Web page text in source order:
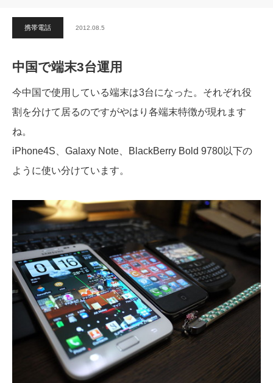
携帯電話 2012.08.5
中国で端末3台運用
今中国で使用している端末は3台になった。それぞれ役
割を分けて居るのですがやはり各端末特徴が現れます
ね。
iPhone4S、Galaxy Note、BlackBerry Bold 9780以下の
ように使い分けています。